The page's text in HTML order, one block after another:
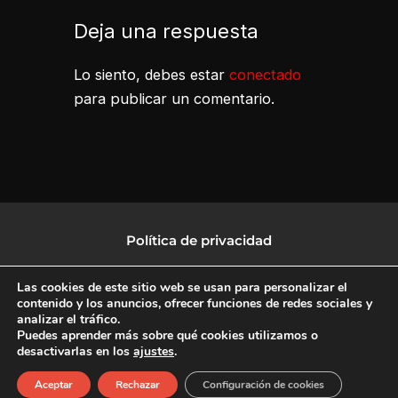
Deja una respuesta
Lo siento, debes estar conectado
para publicar un comentario.
Política de privacidad
Política de protección de datos
F
a
X
-
L
i
I
n
Las cookies de este sitio web se usan para personalizar el
contenido y los anuncios, ofrecer funciones de redes sociales y
analizar el tráfico.
Puedes aprender más sobre qué cookies utilizamos o
desactivarlas en los ajustes.
Aceptar Rechazar Configuración de cookies